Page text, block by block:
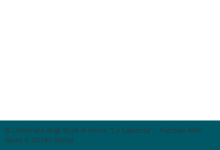
© Università degli Studi di Roma "La Sapienza" - Piazzale Aldo
Moro 5, 00185 Roma